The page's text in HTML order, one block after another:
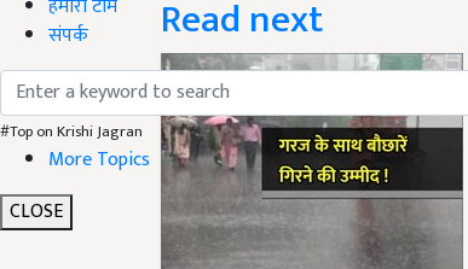
संपर्क
#Top on Krishi Jagran
More Topics
CLOSE
Read next